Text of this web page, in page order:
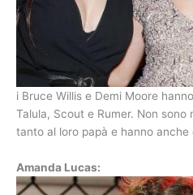
i Bruce Willis e Demi Moore
Talula, Scout e Rumer. Non sono
tanto al loro papà e hanno
Amanda Lucas: